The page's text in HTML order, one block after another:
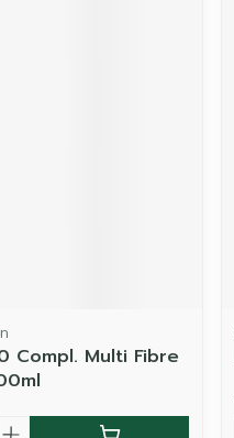
Compl. Multi Fibre